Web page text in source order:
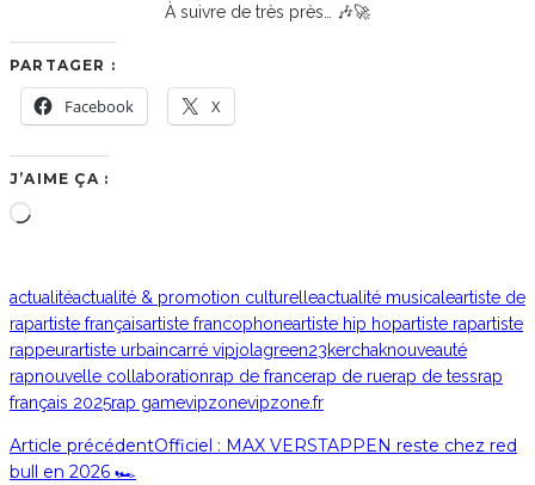
À suivre de très près… 🎶🚀
PARTAGER :
Facebook X
J’AIME ÇA :
Chargement…
actualitéactualité & promotion culturelleactualité musicaleartiste de
rapartiste françaisartiste francophoneartiste hip hopartiste rapartiste
rappeurartiste urbaincarré vipjolagreen23kerchaknouveauté
rapnouvelle collaborationrap de francerap de ruerap de tessrap
français 2025rap gamevipzonevipzone.fr
Article précédentOfficiel : MAX VERSTAPPEN reste chez red
bull en 2026 🏎️